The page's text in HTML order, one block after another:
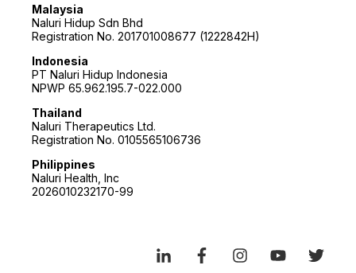
Malaysia
Naluri Hidup Sdn Bhd
Registration No. 201701008677 (1222842H)
Indonesia
PT Naluri Hidup Indonesia
NPWP 65.962.195.7-022.000
Thailand
Naluri Therapeutics Ltd.
Registration No. 0105565106736
Philippines
Naluri Health, Inc
2026010232170-99